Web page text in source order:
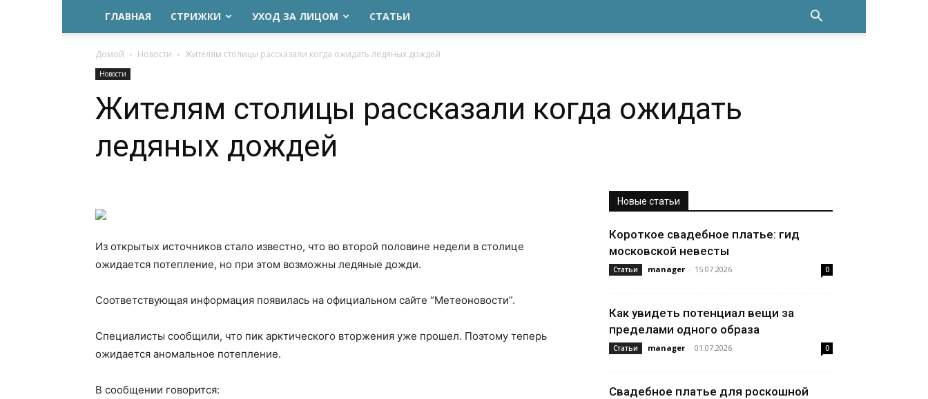
ГЛАВНАЯ СТРИЖКИ УХОД ЗА ЛИЦОМ СТАТЬИ
Домой Новости Жителям столицы рассказали когда ожидать ледяных дождей
Новости
Жителям столицы рассказали когда ожидать
ледяных дождей
Из открытых источников стало известно, что во второй половине недели в столице
ожидается потепление, но при этом возможны ледяные дожди.
Соответствующая информация появилась на официальном сайте “Метеоновости”.
Специалисты сообщили, что пик арктического вторжения уже прошел. Поэтому теперь
ожидается аномальное потепление.
В сообщении говорится:
Новые статьи
Короткое свадебное платье: гид
московской невесты
Статьи manager - 15.07.2026 0
Как увидеть потенциал вещи за
пределами одного образа
Статьи manager - 01.07.2026 0
Свадебное платье для роскошной